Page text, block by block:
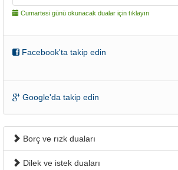
Cumartesi günü okunacak dualar için tıklayın
Facebook'ta takip edin
Google'da takip edin
Borç ve rızk duaları
Dilek ve istek duaları